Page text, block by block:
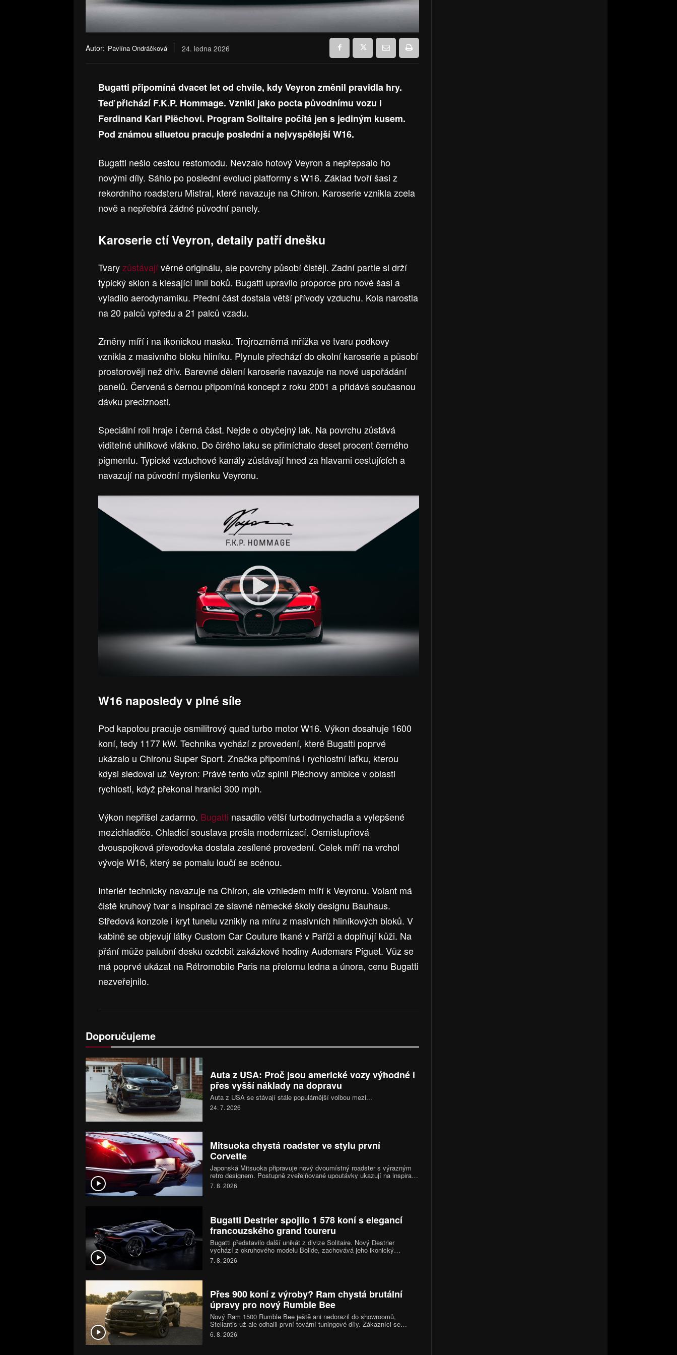
Autor: Pavlína Ondráčková 24. ledna 2026
Bugatti připomíná dvacet let od chvíle, kdy Veyron změnil pravidla hry.
Teď přichází F.K.P. Hommage. Vznikl jako pocta původnímu vozu i
Ferdinand Karl Piëchovi. Program Solitaire počítá jen s jediným kusem.
Pod známou siluetou pracuje poslední a nejvyspělejší W16.
Bugatti nešlo cestou restomodu. Nevzalo hotový Veyron a nepřepsalo ho
novými díly. Sáhlo po poslední evoluci platformy s W16. Základ tvoří šasi z
rekordního roadsteru Mistral, které navazuje na Chiron. Karoserie vznikla zcela
nově a nepřebírá žádné původní panely.
Karoserie ctí Veyron, detaily patří dnešku
Tvaryzůstávajívěrné originálu, ale povrchy působí čistěji. Zadní partie si drží
typický sklon a klesající linii boků. Bugatti upravilo proporce pro nové šasi a
vyladilo aerodynamiku. Přední část dostala větší přívody vzduchu. Kola narostla
na 20 palců vpředu a 21 palců vzadu.
Změny míří i na ikonickou masku. Trojrozměrná mřížka ve tvaru podkovy
vznikla z masivního bloku hliníku. Plynule přechází do okolní karoserie a působí
prostorověji než dřív. Barevné dělení karoserie navazuje na nové uspořádání
panelů. Červená s černou připomíná koncept z roku 2001 a přidává současnou
dávku preciznosti.
Speciální roli hraje i černá část. Nejde o obyčejný lak. Na povrchu zůstává
viditelné uhlíkové vlákno. Do čirého laku se přimíchalo deset procent černého
pigmentu. Typické vzduchové kanály zůstávají hned za hlavami cestujících a
navazují na původní myšlenku Veyronu.
W16 naposledy v plné síle
Pod kapotou pracuje osmilitrový quad turbo motor W16. Výkon dosahuje 1600
koní, tedy 1177 kW. Technika vychází z provedení, které Bugatti poprvé
ukázalo u Chironu Super Sport. Značka připomíná i rychlostní laťku, kterou
kdysi sledoval už Veyron: Právě tento vůz splnil Piëchovy ambice v oblasti
rychlosti, když překonal hranici 300 mph.
Výkon nepřišel zadarmo. Bugatti nasadilo větší turbodmychadla a vylepšené
mezichladiče. Chladicí soustava prošla modernizací. Osmistupňová
dvouspojková převodovka dostala zesílené provedení. Celek míří na vrchol
vývoje W16, který se pomalu loučí se scénou.
Interiér technicky navazuje na Chiron, ale vzhledem míří k Veyronu. Volant má
čistě kruhový tvar a inspiraci ze slavné německé školy designu Bauhaus.
Středová konzole i kryt tunelu vznikly na míru z masivních hliníkových bloků. V
kabině se objevují látky Custom Car Couture tkané v Paříži a doplňují kůži. Na
přání může palubní desku ozdobit zakázkové hodiny Audemars Piguet. Vůz se
má poprvé ukázat na Rétromobile Paris na přelomu ledna a února, cenu Bugatti
nezveřejnilo.
Doporučujeme
Auta z USA: Proč jsou americké vozy výhodné i
přes vyšší náklady na dopravu
Auta z USA se stávají stále populárnější volbou mezi...
24. 7. 2026
Mitsuoka chystá roadster ve stylu první
Corvette
Japonská Mitsuoka připravuje nový dvoumístný roadster s výrazným
retro designem. Postupně zveřejňované upoutávky ukazují na inspiraci
první generací Chevroletu Corvette, konkrétně jejím provedením po
modernizaci z roku 1958. Novinka má mít technický základ v Mazdě
7. 8. 2026
Bugatti Destrier spojilo 1 578 koní s elegancí
francouzského grand toureru
Bugatti představilo další unikát z divize Solitaire. Nový Destrier
vychází z okruhového modelu Bolide, zachovává jeho ikonický
šestnáctiválec o výkonu 1 578 koní, ale místo čistě závodního
charakteru sází na vytříbený design, luxusní interiér a exkluzivitu
7. 8. 2026
Přes 900 koní z výroby? Ram chystá brutální
úpravy pro nový Rumble Bee
Nový Ram 1500 Rumble Bee ještě ani nedorazil do showroomů,
Stellantis už ale odhalil první tovární tuningové díly. Zákazníci se
mohou těšit na kompresorové kity, sportovní podvozky i nové výfukové
systémy. Vrcholná verze SRT se díky nim dostane přes hranici 900
6. 8. 2026